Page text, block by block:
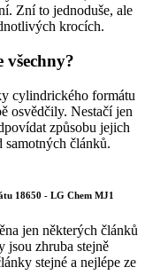
Zní to jednoduše, ale
krocích.
všechny?
cylindrického formátu
osvědčily. Nestačí jen
způsobu jejich
článků.
18650 - LG Chem MJ1
jen některých článků
jsou zhruba stejně
stejné a nejlépe ze